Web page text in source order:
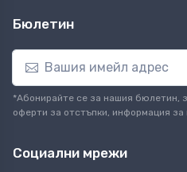
Бюлетин
*Абонирайте се за нашия бюлетин,
оферти за отстъпки, информация за
Социални мрежи